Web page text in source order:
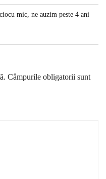
mic, ne auzim peste 4 ani
Câmpurile obligatorii sunt